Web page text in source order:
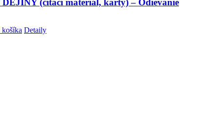
(čítací materiál, karty) – Odievanie
Detaily